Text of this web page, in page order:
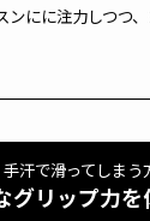
ンにに注力しつつ
手汗で滑ってしまう
グリップ力を